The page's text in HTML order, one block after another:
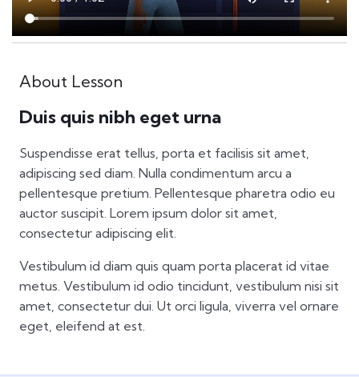
About Lesson
Duis quis nibh eget urna
Suspendisse erat tellus, porta et facilisis sit amet,
adipiscing sed diam. Nulla condimentum arcu a
pellentesque pretium. Pellentesque pharetra odio eu
auctor suscipit. Lorem ipsum dolor sit amet,
consectetur adipiscing elit.
Vestibulum id diam quis quam porta placerat id vitae
metus. Vestibulum id odio tincidunt, vestibulum nisi sit
amet, consectetur dui. Ut orci ligula, viverra vel ornare
eget, eleifend at est.